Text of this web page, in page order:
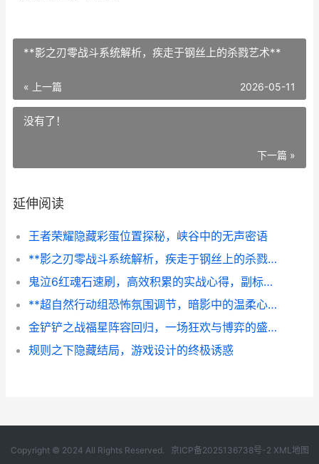
**影之刃零战斗系统解析，疾走于钢丝上的杀戮艺术**
« 上一篇 2026-05-11
没有了！
下一篇 »
延伸阅读
王者荣耀隐藏彩蛋位置探秘，峡谷中的无声密语
**影之刃零战斗系统解析，疾走于钢丝上的杀戮艺术**
鬼泣6红魂石速刷，高效积累的实战心得，副标题，老猎人的魂石狩猎指南
**超自然行动组恐怖氛围调节，暗影中的温柔心跳**
金铲铲之战福星阵容回归，一场狂欢与博弈的盛宴
规则之下隐藏结局，游戏设计的终极诱惑
Copyright © 2024 All Rights Reserved. 京ICP备2025136738号-2 XML地图